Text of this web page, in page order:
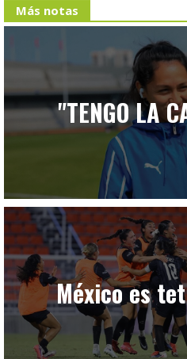
Más notas
"TENGO LA
México es